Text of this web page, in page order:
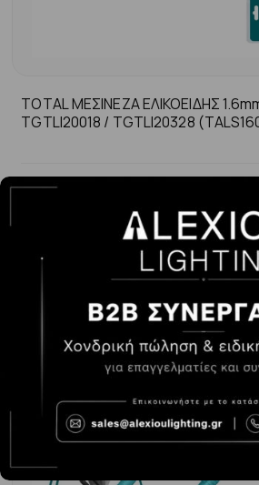
TOTAL ΜΕΣΙΝΕΖΑ ΕΛΙΚΟΕΙΔΗΣ
TGTLI20018 / TGTLI20328
6.90€